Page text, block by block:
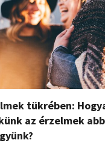
tükrében:
az érzelmek